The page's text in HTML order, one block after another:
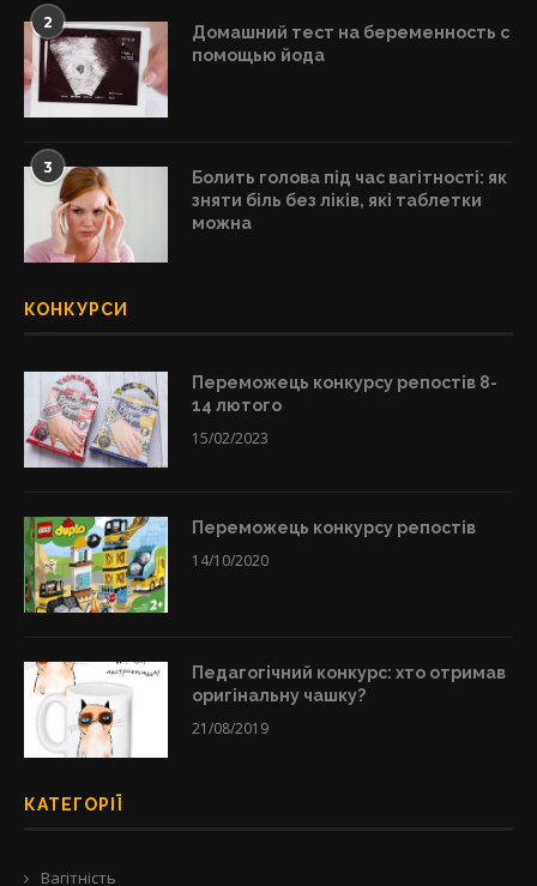
2
Домашний тест на беременность с
помощью йода
3
Болить голова під час вагітності: як
зняти біль без ліків, які таблетки
можна
КОНКУРСИ
Переможець конкурсу репостів 8-
14 лютого
15/02/2023
Переможець конкурсу репостів
14/10/2020
Педагогічний конкурс: хто отримав
оригінальну чашку?
21/08/2019
КАТЕГОРІЇ
Вагітність